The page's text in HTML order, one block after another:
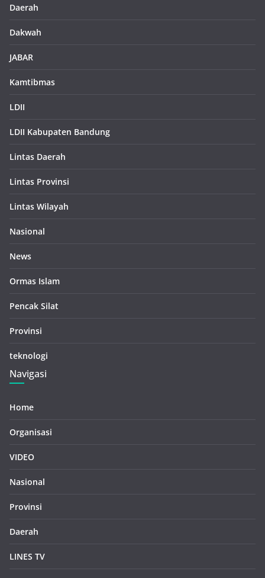
Daerah
Dakwah
JABAR
Kamtibmas
LDII
LDII Kabupaten Bandung
Lintas Daerah
Lintas Provinsi
Lintas Wilayah
Nasional
News
Ormas Islam
Pencak Silat
Provinsi
teknologi
Navigasi
Home
Organisasi
VIDEO
Nasional
Provinsi
Daerah
LINES TV